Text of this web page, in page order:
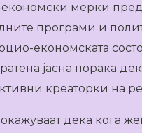
мерки
програми и
економската
јасна порака
креаторки на
дека кога